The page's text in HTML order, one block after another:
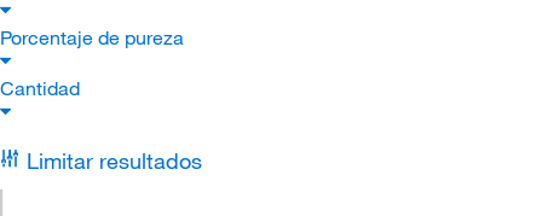
Porcentaje de pureza
Cantidad
Limitar resultados